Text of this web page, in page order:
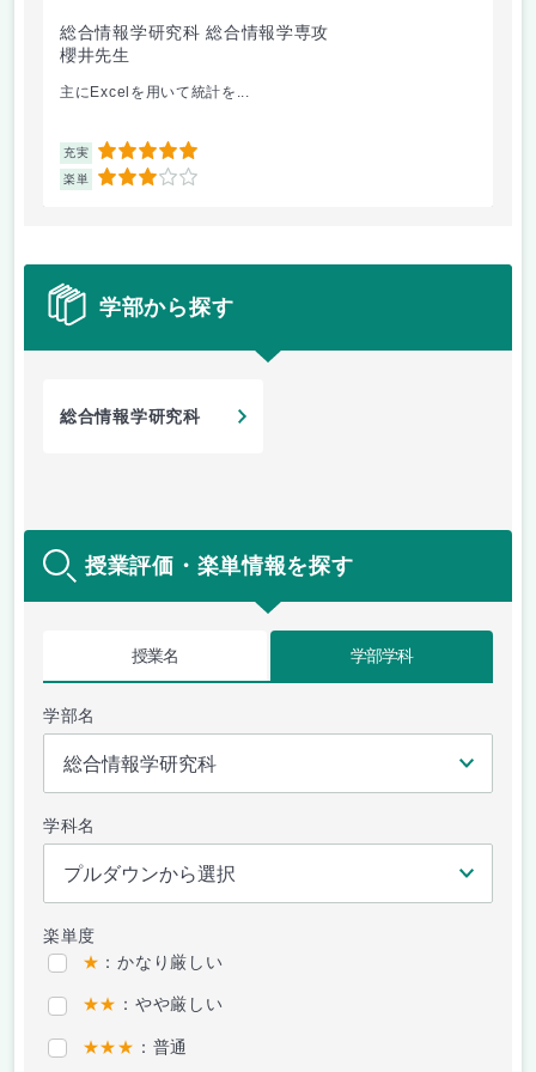
総合情報学研究科 総合情報学専攻
櫻井先生
主にExcelを用いて統計を...
充実 5
楽単 3
学部から探す
総合情報学研究科
授業評価・楽単情報を探す
授業名 学部学科
学部名
学科名
楽単度
★ ：かなり厳しい
★★ ：やや厳しい
★★★ ：普通